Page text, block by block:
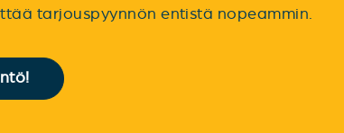
tarjouspyynnön entistä nopeammin.